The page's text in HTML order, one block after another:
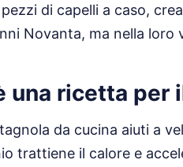
di capelli a caso,
Novanta, ma nella loro
una ricetta per
da cucina aiuti a
trattiene il calore e